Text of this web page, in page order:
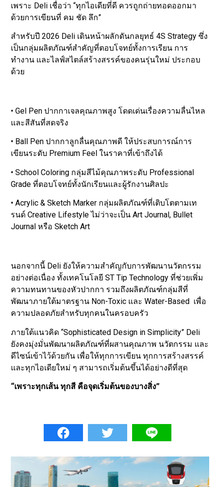
เพราะ Deli เชื่อว่า “ทุกไอเดียที่ดี ควรถูกถ่ายทอดออกมา
ด้วยการเขียนที่ คม ชัด ลึก”
สำหรับปี 2026 Deli เดินหน้าผลักดันกลยุทธ์ 4S Strategy ซึ่ง
เป็นกลุ่มผลิตภัณฑ์สำคัญที่ตอบโจทย์ทั้งการเรียน การ
ทำงาน และไลฟ์สไตล์สร้างสรรค์ของคนรุ่นใหม่ ประกอบ
ด้วย
• Gel Pen ปากกาเจลคุณภาพสูง โดดเด่นเรื่องความลื่นไหล
และสีสันที่สดจริง
• Ball Pen ปากกาลูกลื่นคุณภาพดี ให้ประสบการณ์การ
เขียนระดับ Premium Feel ในราคาที่เข้าถึงได้
• School Coloring กลุ่มสีไม้คุณภาพระดับ Professional
Grade ที่ตอบโจทย์ทั้งนักเรียนและผู้รักงานศิลปะ
• Acrylic & Sketch Marker กลุ่มผลิตภัณฑ์ที่เติบโตตามเท
รนด์ Creative Lifestyle ไม่ว่าจะเป็น Art Journal, Bullet
Journal หรือ Sketch Art
นอกจากนี้ Deli ยังให้ความสำคัญกับการพัฒนานวัตกรรม
อย่างต่อเนื่อง ทั้งเทคโนโลยี ST Tip Technology ที่ช่วยเพิ่ม
ความทนทานของหัวปากกา รวมถึงผลิตภัณฑ์กลุ่มสีที่
พัฒนาภายใต้มาตรฐาน Non-Toxic และ Water-Based เพื่อ
ความปลอดภัยสำหรับทุกคนในครอบครัว
ภายใต้แนวคิด “Sophisticated Design in Simplicity” Deli
ยังคงมุ่งมั่นพัฒนาผลิตภัณฑ์ที่ผสานคุณภาพ นวัตกรรม และ
ดีไซน์เข้าไว้ด้วยกัน เพื่อให้ทุกการเขียน ทุกการสร้างสรรค์
และทุกไอเดียใหม่ ๆ สามารถเริ่มต้นขึ้นได้อย่างดีที่สุด
“เพราะทุกเส้น ทุกสี คือจุดเริ่มต้นของบางสิ่ง”